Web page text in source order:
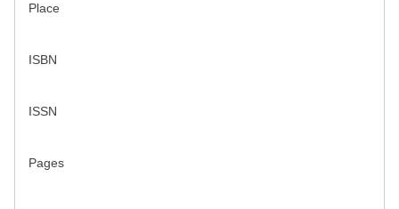
Place
ISBN
ISSN
Pages